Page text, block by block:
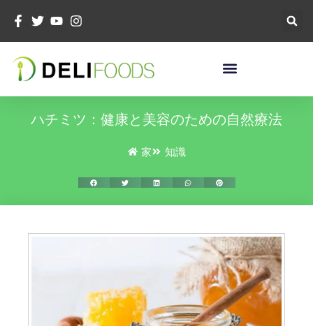
テ
ハチミツ：健康と美容のための自然療法
家 知識